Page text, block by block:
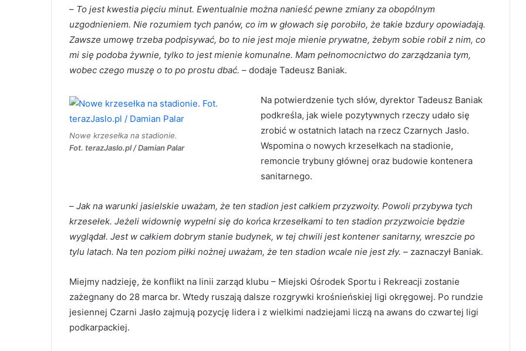
– To jest kwestia pięciu minut. Ewentualnie można nanieść pewne zmiany za obopólnym
uzgodnieniem. Nie rozumiem tych panów, co im w głowach się porobiło, że takie bzdury opowiadają.
Zawsze umowę trzeba podpisywać, bo to nie jest moje mienie prywatne, żebym sobie robił z nim, co
mi się podoba żywnie, tylko to jest mienie komunalne. Mam pełnomocnictwo do zarządzania tym,
wobec czego muszę o to po prostu dbać. – dodaje Tadeusz Baniak.
Nowe krzesełka na stadionie.
Fot. terazJaslo.pl / Damian Palar
Na potwierdzenie tych słów, dyrektor Tadeusz Baniak
podkreśla, jak wiele pozytywnych rzeczy udało się
zrobić w ostatnich latach na rzecz Czarnych Jasło.
Wspomina o nowych krzesełkach na stadionie,
remoncie trybuny głównej oraz budowie kontenera
sanitarnego.
– Jak na warunki jasielskie uważam, że ten stadion jest całkiem przyzwoity. Powoli przybywa tych
krzesełek. Jeżeli widownię wypełni się do końca krzesełkami to ten stadion przyzwoicie będzie
wyglądał. Jest w całkiem dobrym stanie budynek, w tej chwili jest kontener sanitarny, wreszcie po
tylu latach. Na ten poziom piłki nożnej uważam, że ten stadion wcale nie jest zły. – zaznaczył Baniak.
Miejmy nadzieję, że konflikt na linii zarząd klubu – Miejski Ośrodek Sportu i Rekreacji zostanie
zażegnany do 28 marca br. Wtedy ruszają dalsze rozgrywki krośnieńskiej ligi okręgowej. Po rundzie
jesiennej Czarni Jasło zajmują pozycję lidera i z wielkimi nadziejami liczą na awans do czwartej ligi
podkarpackiej.